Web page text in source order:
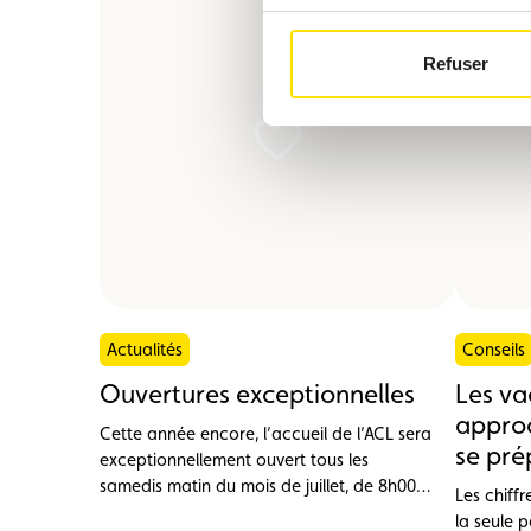
Refuser
Actualités
Ouvertures exceptionnelles
Cette année encore, l’accueil de l’ACL sera
exceptionnellement ouvert tous les
samedis matin du mois de juillet, de 8h00 à
Conseils
Les
se
Les
la seule